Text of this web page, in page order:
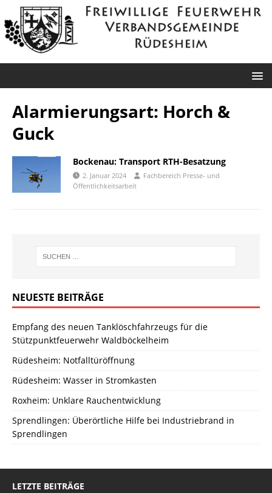
Alarmierungsart: Horch &
Guck
Bockenau: Transport RTH-Besatzung
2. Januar 2024
Fachbereich Presse- und
Öffentlichkeitsarbeit
NEUESTE BEITRÄGE
Empfang des neuen Tanklöschfahrzeugs für die
Stützpunktfeuerwehr Waldböckelheim
Rüdesheim: Notfalltüröffnung
Rüdesheim: Wasser in Stromkasten
Roxheim: Unklare Rauchentwicklung
Sprendlingen: Überörtliche Hilfe bei Industriebrand in
Sprendlingen
LETZTE BEITRÄGE